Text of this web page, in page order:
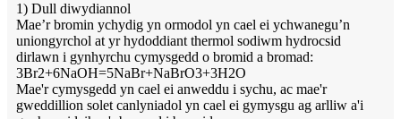
1) Dull diwydiannol
Mae’r bromin ychydig yn ormodol yn cael ei ychwanegu’n
uniongyrchol at yr hydoddiant thermol sodiwm hydrocsid
dirlawn i gynhyrchu cymysgedd o bromid a bromad:
3Br2+6NaOH=5NaBr+NaBrO3+3H2O
Mae'r cymysgedd yn cael ei anweddu i sychu, ac mae'r
gweddillion solet canlyniadol yn cael ei gymysgu ag arlliw a'i